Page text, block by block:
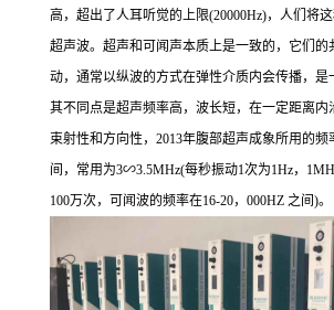
高，超出了人耳听觉的上限(20000Hz)，人们将
超声波。超声和可闻声本质上是一致的，它们的
动，通常以纵波的方式在弹性介质内会传播，是
其不同点是超声频率高，波长短，在一定距离内
束射性和方向性，2013年腹部超声成象所用的
间，常用为3∽3.5MHz(每秒振动1次为1Hz，
100万次，可闻波的频率在16-20，000HZ 之间)。